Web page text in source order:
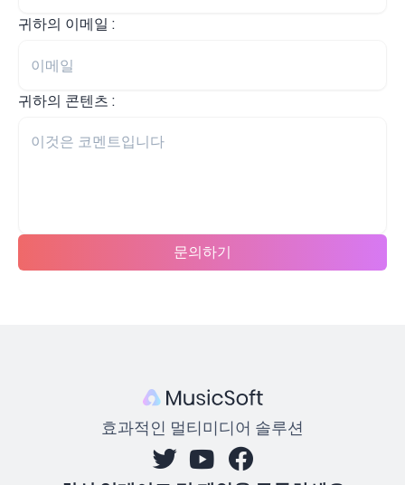
귀하의 이메일 :
귀하의 콘텐츠 :
문의하기
효과적인 멀티미디어 솔루션